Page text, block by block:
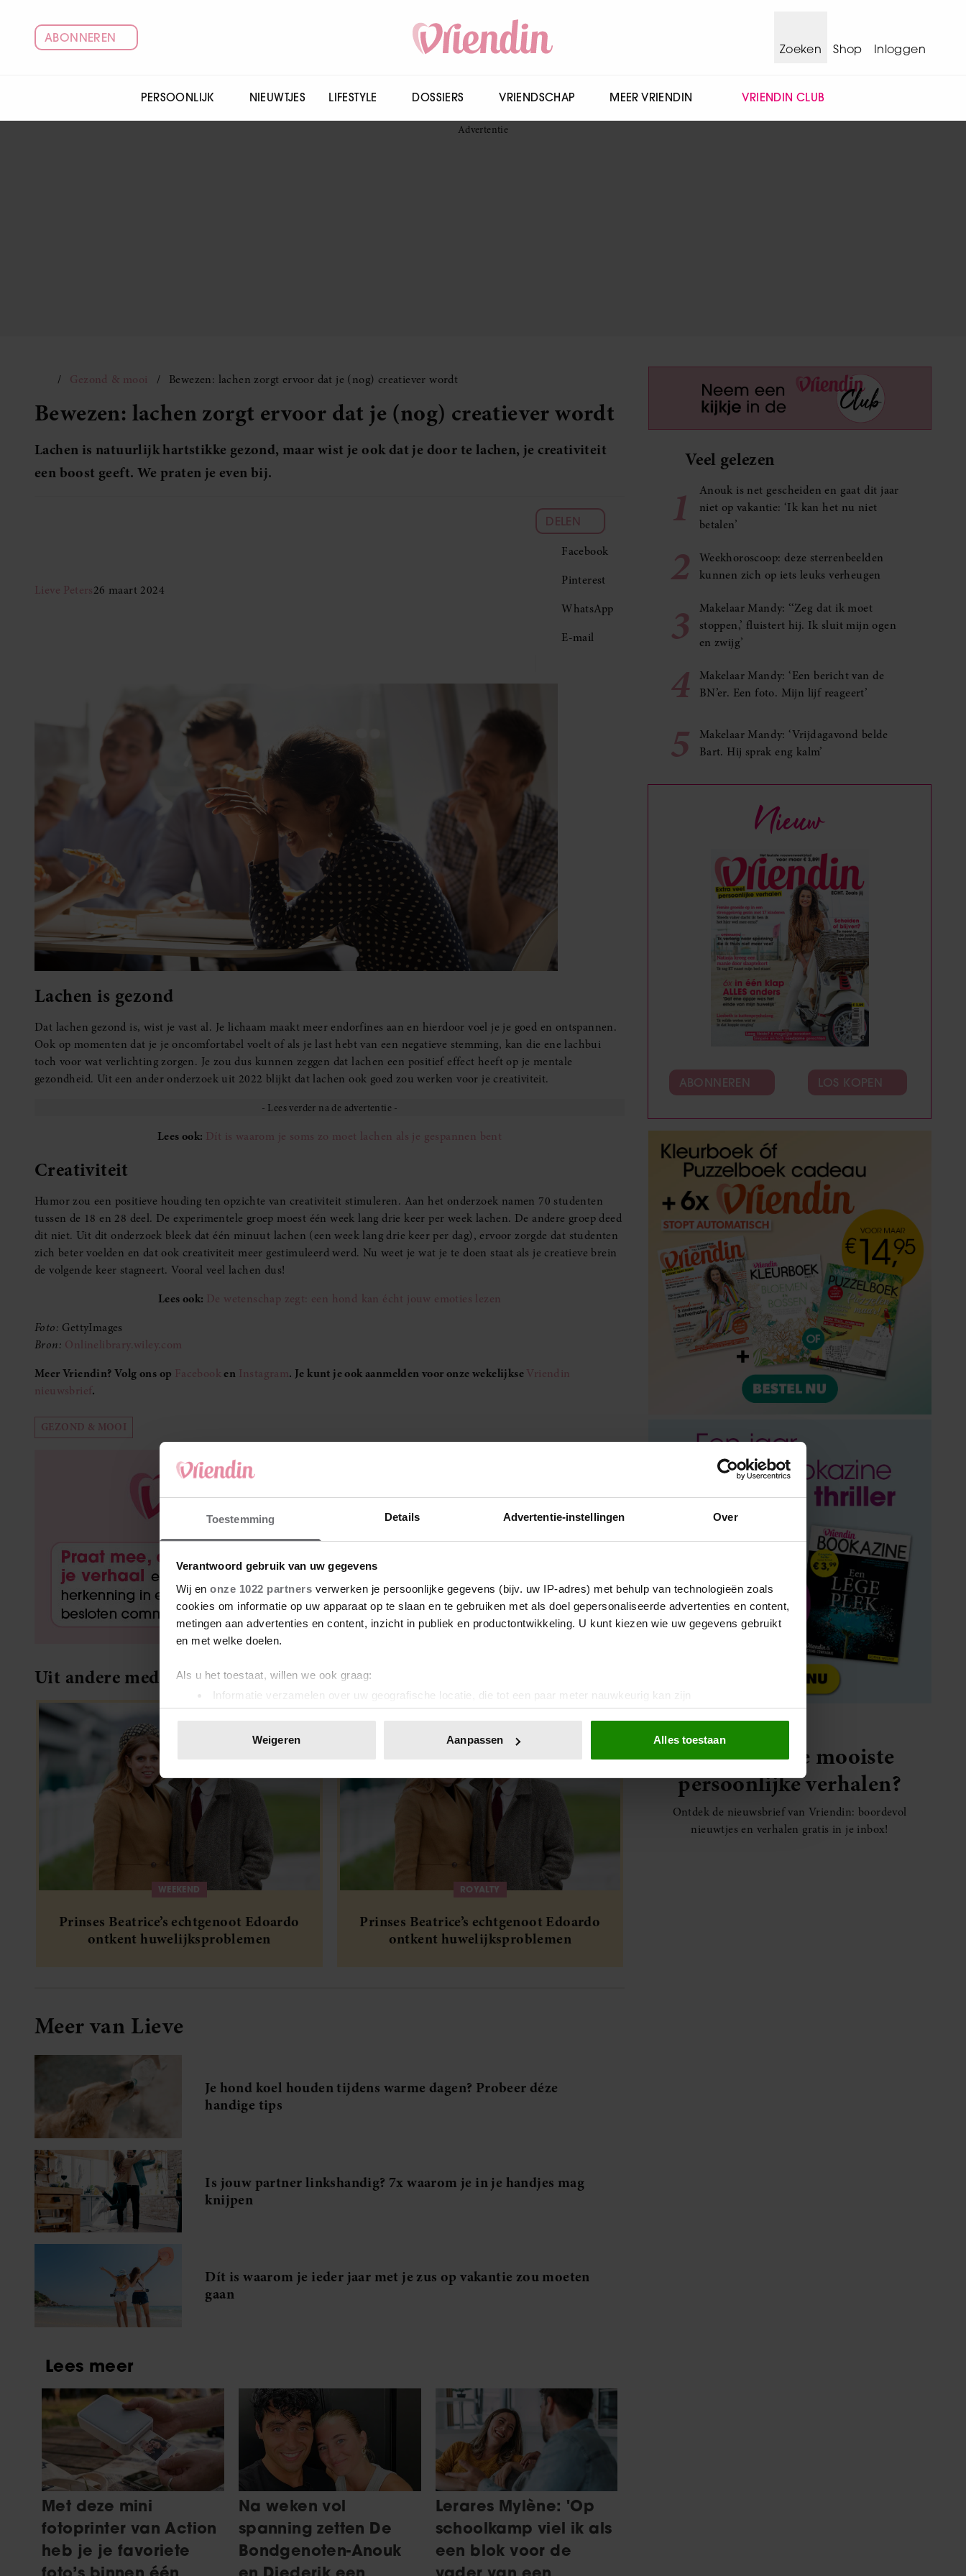
Toestemming Details Advertentie-instellingen Over
Verantwoord gebruik van uw gegevens
Wij en onze 1022 partners verwerken je persoonlijke gegevens (bijv. uw IP-adres) met behulp van technologieën zoals
cookies om informatie op uw apparaat op te slaan en te gebruiken met als doel gepersonaliseerde advertenties en content,
metingen aan advertenties en content, inzicht in publiek en productontwikkeling. U kunt kiezen wie uw gegevens gebruikt
en met welke doelen.
Als u het toestaat, willen we ook graag:
Informatie verzamelen over uw geografische locatie, die tot een paar meter nauwkeurig kan zijn
Uw apparaat identificeren door het actief te scannen op specifieke eigenschappen (fingerprinting)
toestemming op elk moment wijzigen of intrekken in de Cookieverklaring.
We gebruiken cookies om content en advertenties te personaliseren, om functies voor social media te bieden en om ons
websiteverkeer te analyseren. Ook delen we informatie over uw gebruik van onze site met onze partners voor social
media, adverteren en analyse. Deze partners kunnen deze gegevens combineren met andere informatie die u aan ze heeft
verstrekt of die ze hebben verzameld op basis van uw gebruik van hun services. U gaat akkoord met onze cookies als u
onze website blijft gebruiken.
Weigeren Aanpassen Alles toestaan
ABONNEREN
Zoeken
Shop Inloggen
PERSOONLIJK NIEUWTJES LIFESTYLE DOSSIERS VRIENDSCHAP MEER VRIENDIN VRIENDIN CLUB
Gezond & mooi Bewezen: lachen zorgt ervoor dat je (nog) creatiever wordt
Bewezen: lachen zorgt ervoor dat je (nog) creatiever wordt
Lachen is natuurlijk hartstikke gezond, maar wist je ook dat je door te lachen, je creativiteit
een boost geeft. We praten je even bij.
Lieve Peters26 maart 2024
DELEN
Facebook
Pinterest
WhatsApp
E-mail
Lachen is gezond
Dat lachen gezond is, wist je vast al. Je lichaam maakt meer endorfines aan en hierdoor voel je je goed en ontspannen.
Ook op momenten dat je je oncomfortabel voelt of als je last hebt van een negatieve stemming, kan die ene lachbui
toch voor wat verlichting zorgen. Je zou dus kunnen zeggen dat lachen een positief effect heeft op je mentale
gezondheid. Uit een ander onderzoek uit 2022 blijkt dat lachen ook goed zou werken voor je creativiteit.
Lees ook: Dít is waarom je soms zo moet lachen als je gespannen bent
Creativiteit
Humor zou een positieve houding ten opzichte van creativiteit stimuleren. Aan het onderzoek namen 70 studenten
tussen de 18 en 28 deel. De experimentele groep moest één week lang drie keer per week lachen. De andere groep deed
dit niet. Uit dit onderzoek bleek dat één minuut lachen (een week lang drie keer per dag), ervoor zorgde dat studenten
zich beter voelden en dat ook creativiteit meer gestimuleerd werd. Nu weet je wat je te doen staat als je creatieve brein
de volgende keer stagneert. Vooral veel lachen dus!
Lees ook: De wetenschap zegt: een hond kan écht jouw emoties lezen
Foto: GettyImages
Bron: Onlinelibrary.wiley.com
Meer Vriendin? Volg ons op Facebooken Instagram. Je kunt je ook aanmelden voor onze wekelijkseVriendin
nieuwsbrief.
GEZOND & MOOI
Uit andere media
WEEKEND
Prinses Beatrice’s echtgenoot Edoardo
ontkent huwelijksproblemen
ROYALTY
Prinses Beatrice’s echtgenoot Edoardo
ontkent huwelijksproblemen
Meer van Lieve
Je hond koel houden tijdens warme dagen? Probeer déze
handige tips
Is jouw partner linkshandig? 7x waarom je in je handjes mag
knijpen
Dít is waarom je ieder jaar met je zus op vakantie zou moeten
gaan
Veel gelezen
1
Anouk is net gescheiden en gaat dit jaar
niet op vakantie: ‘Ik kan het nu niet
betalen’
2
Weekhoroscoop: deze sterrenbeelden
kunnen zich op iets leuks verheugen
3
Makelaar Mandy: ‘‘Zeg dat ik moet
stoppen,’ fluistert hij. Ik sluit mijn ogen
en zwijg’
4
Makelaar Mandy: ‘Een bericht van de
BN’er. Een foto. Mijn lijf reageert’
5
Makelaar Mandy: ‘Vrijdagavond belde
Bart. Hij sprak eng kalm’
Nieuw
ABONNEREN LOS KOPEN
Elke week de mooiste
persoonlijke verhalen?
Ontdek de nieuwsbrief van Vriendin: boordevol
nieuwtjes en verhalen gratis in je inbox!